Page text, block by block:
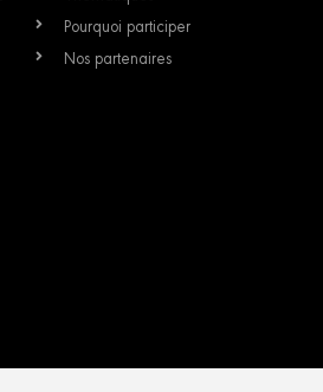
Pourquoi participer
Nos partenaires